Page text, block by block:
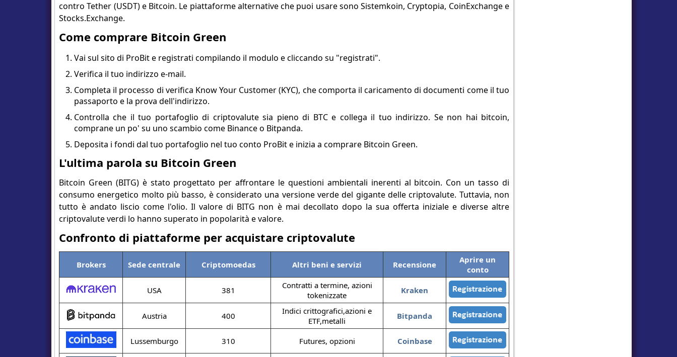
contro Tether (USDT) e Bitcoin. Le piattaforme alternative che puoi usare sono Sistemkoin, Cryptopia, CoinExchange e
Stocks.Exchange.
Come comprare Bitcoin Green
Vai sul sito di ProBit e registrati compilando il modulo e cliccando su "registrati".
Verifica il tuo indirizzo e-mail.
Completa il processo di verifica Know Your Customer (KYC), che comporta il caricamento di documenti come il tuo
passaporto e la prova dell'indirizzo.
Controlla che il tuo portafoglio di criptovalute sia pieno di BTC e collega il tuo indirizzo. Se non hai bitcoin,
comprane un po' su uno scambio come Binance o Bitpanda.
Deposita i fondi dal tuo portafoglio nel tuo conto ProBit e inizia a comprare Bitcoin Green.
L'ultima parola su Bitcoin Green
Bitcoin Green (BITG) è stato progettato per affrontare le questioni ambientali inerenti al bitcoin. Con un tasso di
consumo energetico molto più basso, è considerato una versione verde del gigante delle criptovalute. Tuttavia, non
tutto è andato liscio come l'olio. Il valore di BITG non è mai decollato dopo la sua offerta iniziale e diverse altre
criptovalute verdi lo hanno superato in popolarità e valore.
Confronto di piattaforme per acquistare criptovalute
Brokers Sede centrale Criptomoedas Altri beni e servizi Recensione
Aprire un
conto
USA 381
Contratti a termine, azioni
tokenizzate
Kraken
Austria 400
Indici crittografici,azioni e
ETF,metalli
Bitpanda
Lussemburgo 310 Futures, opzioni
Coinbase